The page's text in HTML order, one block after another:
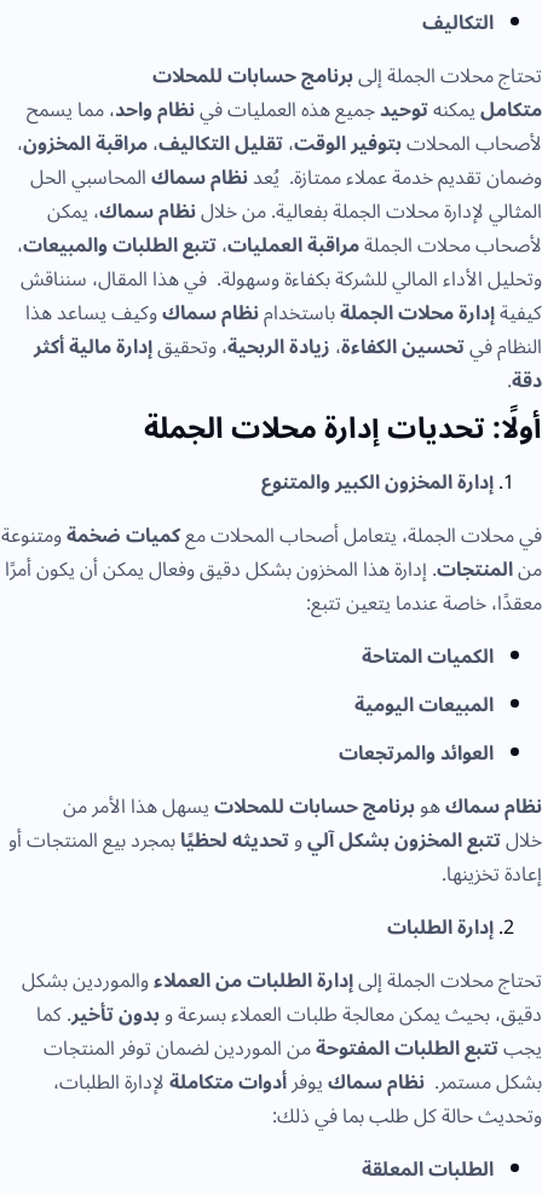
التكاليف
تحتاج محلات الجملة إلىبرنامج حسابات للمحلات
متكامليمكنهتوحيدجميع هذه العمليات فينظام واحد، مما يسمح
لأصحاب المحلاتبتوفير الوقت،تقليل التكاليف،مراقبة المخزون،
وضمان تقديم خدمة عملاء ممتازة. يُعدنظام سماكالمحاسبي الحل
المثالي لإدارة محلات الجملة بفعالية. من خلالنظام سماك، يمكن
لأصحاب محلات الجملةمراقبة العمليات،تتبع الطلبات والمبيعات،
وتحليل الأداء المالي للشركة بكفاءة وسهولة. في هذا المقال، سنناقش
كيفيةإدارة محلات الجملةباستخدامنظام سماكوكيف يساعد هذا
النظام فيتحسين الكفاءة،زيادة الربحية، وتحقيقإدارة مالية أكثر
دقة.
أولًا: تحديات إدارة محلات الجملة
إدارة المخزون الكبير والمتنوع
في محلات الجملة، يتعامل أصحاب المحلات معكميات ضخمةومتنوعة
منالمنتجات. إدارة هذا المخزون بشكل دقيق وفعال يمكن أن يكون أمرًا
معقدًا، خاصة عندما يتعين تتبع:
الكميات المتاحة
المبيعات اليومية
العوائد والمرتجعات
نظام سماكهوبرنامج حسابات للمحلاتيسهل هذا الأمر من
خلالتتبع المخزون بشكل آليوتحديثه لحظيًابمجرد بيع المنتجات أو
إعادة تخزينها.
إدارة الطلبات
تحتاج محلات الجملة إلىإدارة الطلبات من العملاءوالموردين بشكل
دقيق، بحيث يمكن معالجة طلبات العملاء بسرعة وبدون تأخير. كما
يجبتتبع الطلبات المفتوحةمن الموردين لضمان توفر المنتجات
بشكل مستمر. نظام سماكيوفرأدوات متكاملةلإدارة الطلبات،
وتحديث حالة كل طلب بما في ذلك:
الطلبات المعلقة